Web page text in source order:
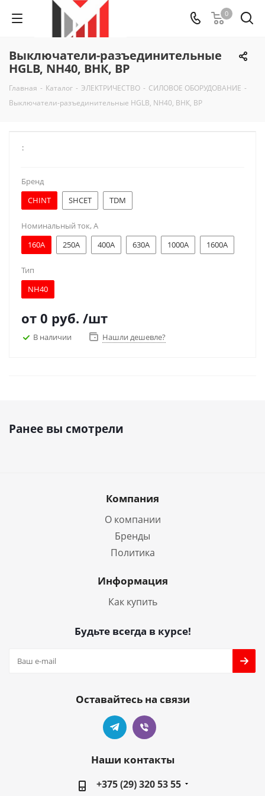
0
Выключатели-разъединительные
HGLB, NH40, ВНК, ВР
Главная - Каталог - ЭЛЕКТРИЧЕСТВО - СИЛОВОЕ ОБОРУДОВАНИЕ -
Выключатели-разъединительные HGLB, NH40, ВНК, ВР
:
Бренд
CHINT
SHCET TDM
Номинальный ток, А
160A
250A 400A 630A 1000A 1600A
Тип
NH40
от 0 руб. /шт
В наличии Нашли дешевле?
Ранее вы смотрели
Компания
О компании
Бренды
Политика
Информация
Как купить
Будьте всегда в курсе!
Оставайтесь на связи
Наши контакты
+375 (29) 320 53 55